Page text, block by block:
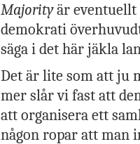
Majorityär
demokrati
säga i det här jäkla
Det är lite som att ju
mer slår vi fast att
att organisera ett
någon ropar att man